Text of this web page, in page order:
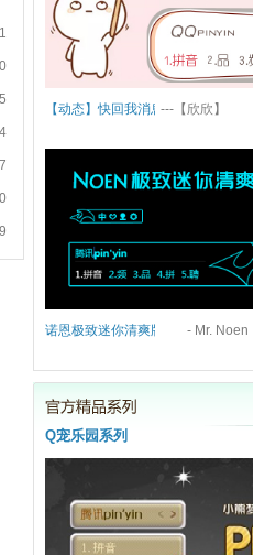
【动态】快回我消息~---【欣欣】
诺恩极致迷你清爽版
Q宠乐园系列